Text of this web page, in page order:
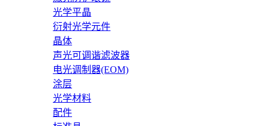
光学平晶
衍射光学元件
晶体
声光可调谐滤波器
电光调制器(EOM)
涂层
光学材料
配件